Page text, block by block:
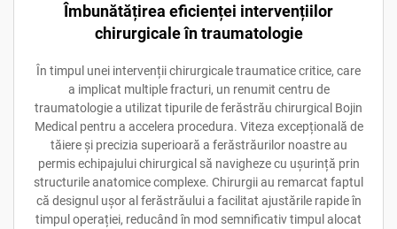
Îmbunătățirea eficienței intervențiilor
chirurgicale în traumatologie
În timpul unei intervenții chirurgicale traumatice critice, care
a implicat multiple fracturi, un renumit centru de
traumatologie a utilizat tipurile de ferăstrău chirurgical Bojin
Medical pentru a accelera procedura. Viteza excepțională de
tăiere și precizia superioară a ferăstrăurilor noastre au
permis echipajului chirurgical să navigheze cu ușurință prin
structurile anatomice complexe. Chirurgii au remarcat faptul
că designul ușor al ferăstrăului a facilitat ajustările rapide în
timpul operației, reducând în mod semnificativ timpul alocat